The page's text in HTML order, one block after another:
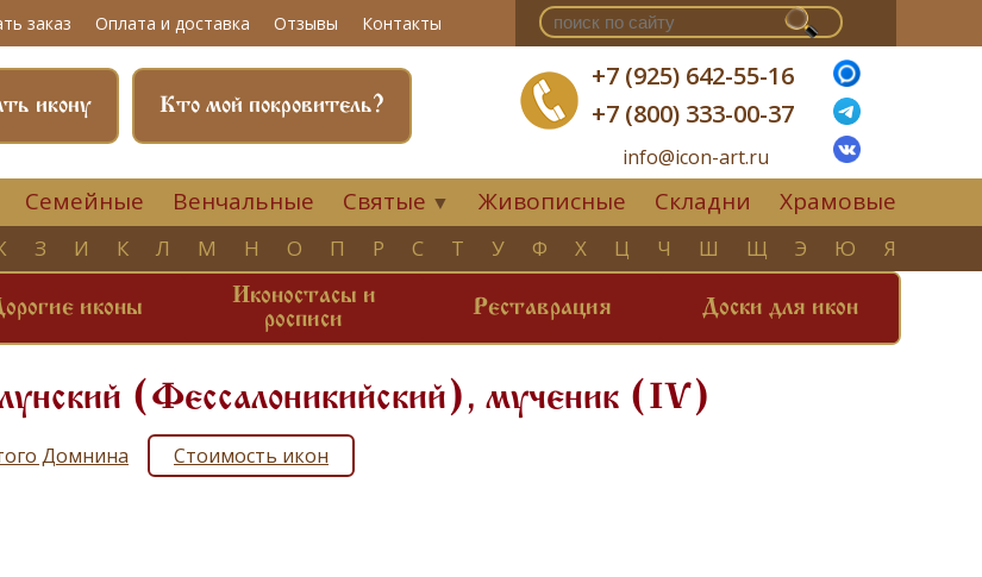
заказ Оплата и доставка Отзывы Контакты
+7 (925) 642-55-16
+7 (800) 333-00-37
info@icon-art.ru
Кто мой покровитель?
икону
Семейные Венчальные Святые ▼ Живописные Складни Храмовые
З И К Л М Н О П Р С Т У Ф Х Ц Ч Ш Щ Э Ю Я
иконы
Иконостасы и
росписи
Реставрация Доски для икон
(Фессалоникийский), мученик (IV)
Домнина Стоимость икон